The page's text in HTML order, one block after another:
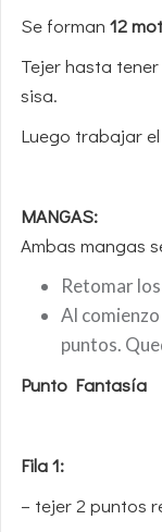
Se forman 12
Tejer hasta tener
sisa.
Luego trabajar
MANGAS:
Ambas mangas
Retomar
Al
puntos.
Punto Fantasía
Fila 1:
– tejer 2 puntos